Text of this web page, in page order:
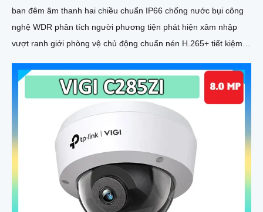
ban đêm âm thanh hai chiều chuẩn IP66 chống nước bụi công
nghệ WDR phân tích người phương tiện phát hiện xâm nhập
vượt ranh giới phòng vệ chủ động chuẩn nén H.265+ tiết kiệm
Manager giám sát sắc nét hiệu quả